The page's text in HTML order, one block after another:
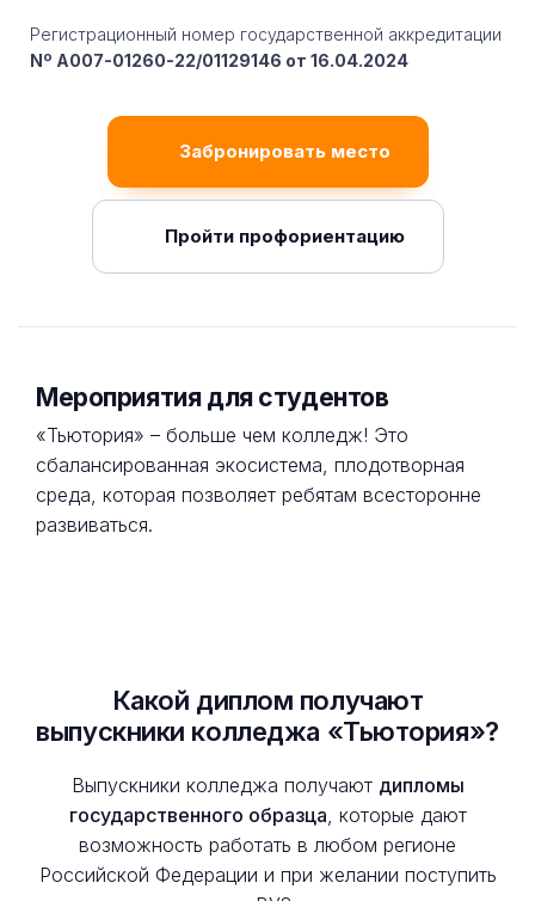
Регистрационный номер государственной аккредитации
Nº A007-01260-22/01129146 от 16.04.2024
Забронировать место
Пройти профориентацию
Мероприятия для студентов
«Тьютория» – больше чем колледж! Это
сбалансированная экосистема, плодотворная
среда, которая позволяет ребятам всесторонне
развиваться.
Какой диплом получают
выпускники колледжа «Тьютория»?
Выпускники колледжа получают дипломы
государственного образца , которые дают
возможность работать в любом регионе
Российской Федерации и при желании поступить